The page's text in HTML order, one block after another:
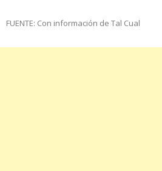
FUENTE: Con información de Tal Cual